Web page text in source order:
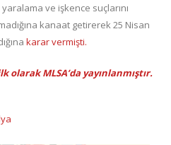
ve işkence suçlarını
kanaat getirerek 25 Nisan
karar vermişti.
MLSA’da yayınlanmıştır.